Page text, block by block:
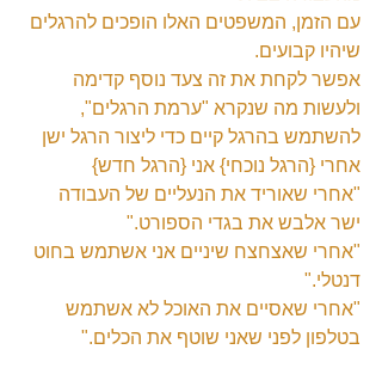
עם הזמן, המשפטים האלו הופכים להרגלים
שיהיו קבועים.
אפשר לקחת את זה צעד נוסף קדימה
ולעשות מה שנקרא "ערמת הרגלים",
להשתמש בהרגל קיים כדי ליצור הרגל ישן
אחרי {הרגל נוכחי} אני {הרגל חדש}
"אחרי שאוריד את הנעליים של העבודה
ישר אלבש את בגדי הספורט."
"אחרי שאצחצח שיניים אני אשתמש בחוט
דנטלי."
"אחרי שאסיים את האוכל לא אשתמש
בטלפון לפני שאני שוטף את הכלים."